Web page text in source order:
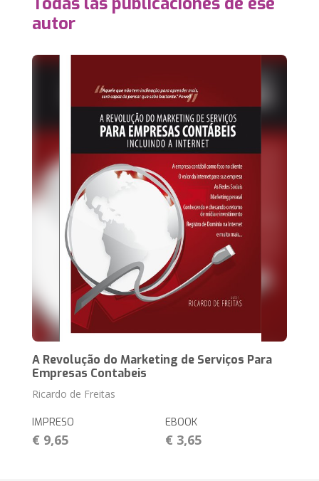
autor
A Revolução do Marketing de Serviços Para
Empresas Contabeis
Ricardo de Freitas
IMPRESO
€ 9,65
EBOOK
€ 3,65